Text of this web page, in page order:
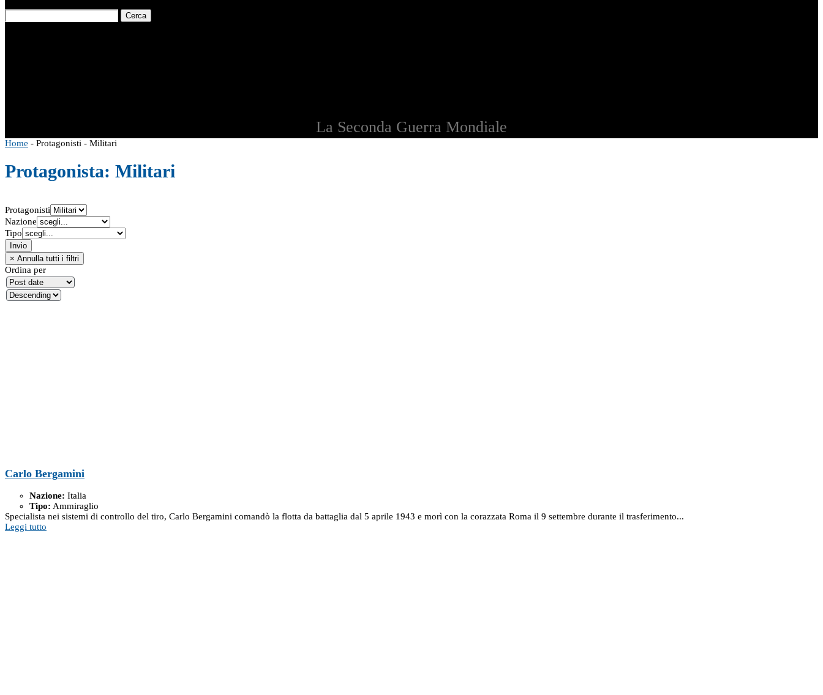
Cerca
La Seconda Guerra Mondiale
Home - Protagonisti - Militari
Protagonista: Militari
Protagonisti
Nazione
Tipo
Ordina per
Carlo Bergamini
Nazione: Italia
Tipo: Ammiraglio
Specialista nei sistemi di controllo del tiro, Carlo Bergamini comandò la flotta da battaglia dal 5 aprile 1943 e morì con la corazzata Roma il 9 settembre durante il trasferimento...
Leggi tutto